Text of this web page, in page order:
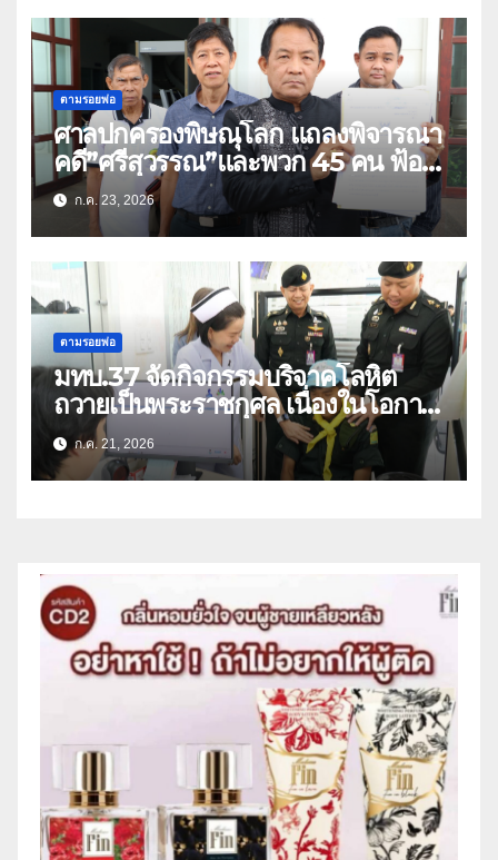
ตามรอยพ่อ
ศาลปกครองพิษณุโลก แถลงพิจารณา
คดี”ศรีสุวรรณ”และพวก 45 คน ฟ้อง
สร้างถนนตัดสวนเฉลิมพระเกียรติ 80
พรรษา (คลิป)
ก.ค. 23, 2026
ตามรอยพ่อ
มทบ.37 จัดกิจกรรมบริจาคโลหิต
ถวายเป็นพระราชกุศล เนื่องในโอกาส
วันเฉลิมพระชนมพรรษา พระบาท
สมเด็จพระเจ้าอยู่หัว
ก.ค. 21, 2026